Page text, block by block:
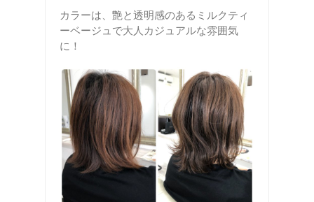
カラーは、艶と透明感のあるミルクティ
ーベージュで大人カジュアルな雰囲気
に！